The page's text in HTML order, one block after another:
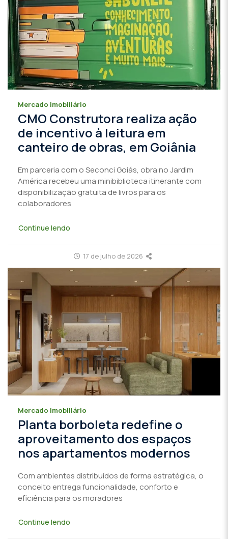
Mercado imobiliário
CMO Construtora realiza ação
de incentivo à leitura em
canteiro de obras, em Goiânia
Em parceria com o Seconci Goiás, obra no Jardim
América recebeu uma minibiblioteca itinerante com
disponibilização gratuita de livros para os
colaboradores
Continue lendo
17 de julho de 2026
Mercado imobiliário
Planta borboleta redefine o
aproveitamento dos espaços
nos apartamentos modernos
Com ambientes distribuídos de forma estratégica, o
conceito entrega funcionalidade, conforto e
eficiência para os moradores
Continue lendo